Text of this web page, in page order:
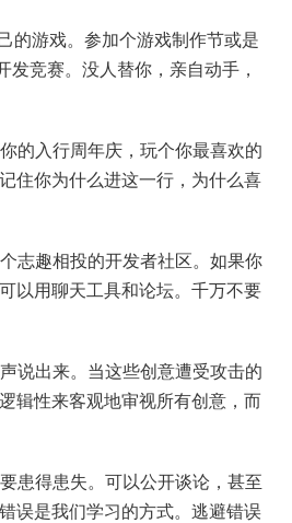
的游戏。参加个游戏制作节或是
竞赛。没人替你，亲自动手，
的入行周年庆，玩个你最喜欢的
住你为什么进这一行，为什么喜
志趣相投的开发者社区。如果你
以用聊天工具和论坛。千万不要
说出来。当这些创意遭受攻击的
辑性来客观地审视所有创意，而
患得患失。可以公开谈论，甚至
误是我们学习的方式。逃避错误